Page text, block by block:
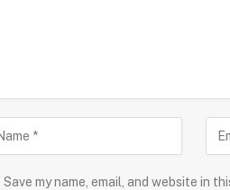
Save my name, email, and website in